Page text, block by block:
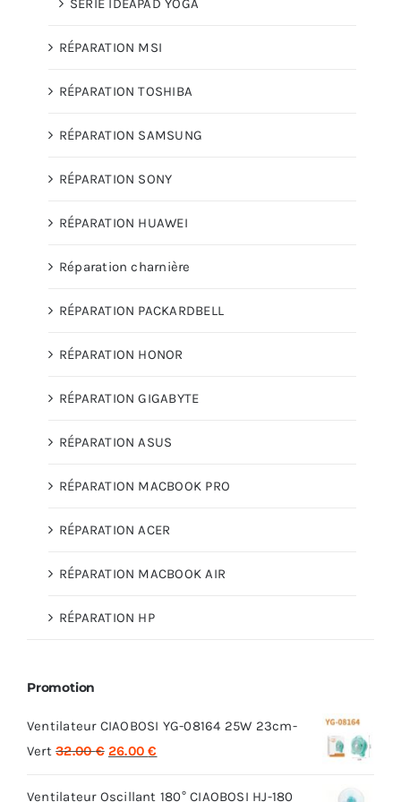
SÉRIE IDEAPAD YOGA
RÉPARATION MSI
RÉPARATION TOSHIBA
RÉPARATION SAMSUNG
RÉPARATION SONY
RÉPARATION HUAWEI
Réparation charnière
RÉPARATION PACKARDBELL
RÉPARATION HONOR
RÉPARATION GIGABYTE
RÉPARATION ASUS
RÉPARATION MACBOOK PRO
RÉPARATION ACER
RÉPARATION MACBOOK AIR
RÉPARATION HP
Promotion
Ventilateur CIAOBOSI YG-08164 25W 23cm-
Vert 32.00€ Le
26.00€
Ventilateur Oscillant 180° CIAOBOSI HJ-180